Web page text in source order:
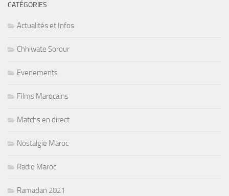
CATÉGORIES
Actualités et Infos
Chhiwate Sorour
Evenements
Films Marocains
Matchs en direct
Nostalgie Maroc
Radio Maroc
Ramadan 2021